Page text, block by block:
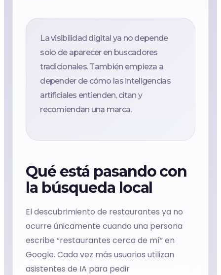
La visibilidad digital ya no depende
solo de aparecer en buscadores
tradicionales. También empieza a
depender de cómo las inteligencias
artificiales entienden, citan y
recomiendan una marca.
Qué está pasando con
la búsqueda local
El descubrimiento de restaurantes ya no
ocurre únicamente cuando una persona
escribe “restaurantes cerca de mí” en
Google. Cada vez más usuarios utilizan
asistentes de IA para pedir